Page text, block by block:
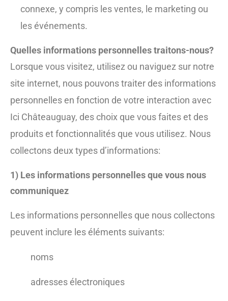
connexe, y compris les ventes, le marketing ou
les événements.
Quelles informations personnelles traitons-nous?
Lorsque vous visitez, utilisez ou naviguez sur notre
site internet, nous pouvons traiter des informations
personnelles en fonction de votre interaction avec
Ici Châteauguay, des choix que vous faites et des
produits et fonctionnalités que vous utilisez. Nous
collectons deux types d’informations:
1) Les informations personnelles que vous nous
communiquez
Les informations personnelles que nous collectons
peuvent inclure les éléments suivants:
noms
adresses électroniques